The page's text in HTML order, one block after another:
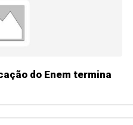
do Enem termina